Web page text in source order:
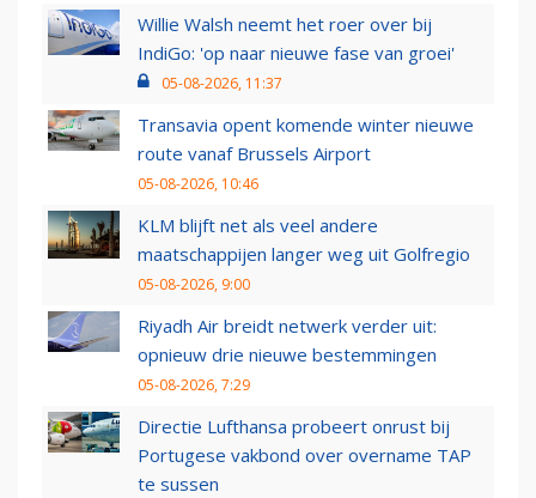
Willie Walsh neemt het roer over bij
IndiGo: 'op naar nieuwe fase van groei'
05-08-2026, 11:37
Transavia opent komende winter nieuwe
route vanaf Brussels Airport
05-08-2026, 10:46
KLM blijft net als veel andere
maatschappijen langer weg uit Golfregio
05-08-2026, 9:00
Riyadh Air breidt netwerk verder uit:
opnieuw drie nieuwe bestemmingen
05-08-2026, 7:29
Directie Lufthansa probeert onrust bij
Portugese vakbond over overname TAP
te sussen